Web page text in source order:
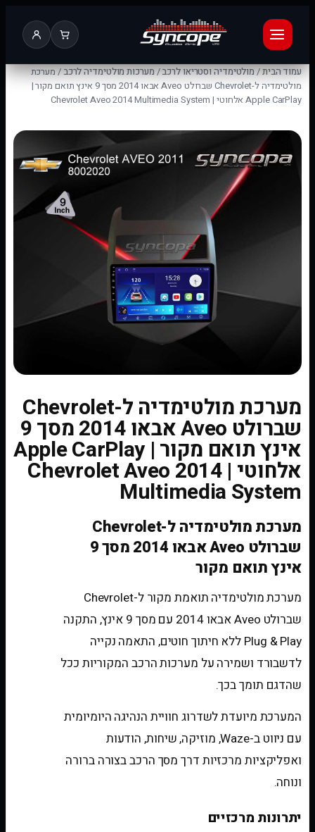
עמוד הבית/מולטימדיה וסטריאו לרכב/מערכות מולטימדיה לרכב/ מערכת
מולטימדיה ל-Chevrolet שברולט Aveo אבאו 2014 מסך 9 אינץ תואם מקור |
Apple CarPlay אלחוטי | Chevrolet Aveo 2014 Multimedia System
מערכת מולטימדיה ל-Chevrolet
שברולט Aveo אבאו 2014 מסך 9
אינץ תואם מקור | Apple CarPlay
אלחוטי | Chevrolet Aveo 2014
Multimedia System
מערכת מולטימדיה ל-Chevrolet
שברולט Aveo אבאו 2014 מסך 9
אינץ תואם מקור
מערכת מולטימדיה תואמת מקור ל-Chevrolet
שברולט Aveo אבאו 2014 עם מסך 9 אינץ, התקנה
Plug & Play ללא חיתוך חוטים, התאמה נקייה
לדשבורד ושמירה על מערכות הרכב המקוריות ככל
שהדגם תומך בכך.
המערכת מיועדת לשדרוג חוויית הנהיגה היומיומית
עם ניווט ב-Waze, מוזיקה, שיחות, הודעות
ואפליקציות מרכזיות דרך מסך הרכב בצורה ברורה
ונוחה.
יתרונות מרכזיים